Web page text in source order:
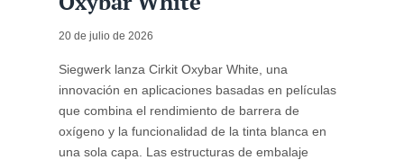
20 de julio de 2026
Siegwerk lanza Cirkit Oxybar White, una
innovación en aplicaciones basadas en películas
que combina el rendimiento de barrera de
oxígeno y la funcionalidad de la tinta blanca en
una sola capa. Las estructuras de embalaje